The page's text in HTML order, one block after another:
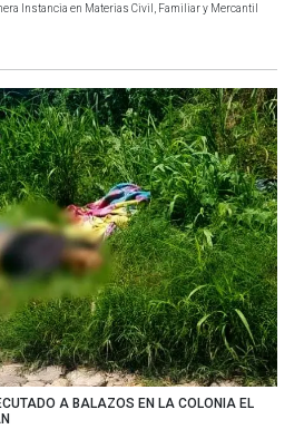
Instancia en Materias Civil, Familiar y Mercantil
A BALAZOS EN LA COLONIA EL